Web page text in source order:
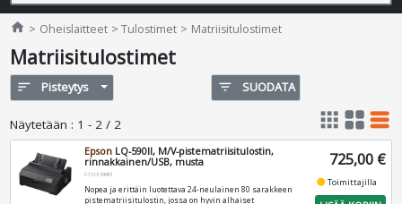
home Jimms.fi
Oheislaitteet Tulostimet Matriisitulostimet
Matriisitulostimet
sort Pisteytys filter_list SUODATA
Näytetään : 1 - 2 / 2 apps grid_view table_rows
Epson LQ-590II, M/V-pistematriisitulostin,
rinnakkainen/USB, musta
C11CF39401
Nopea ja erittäin luotettava 24-neulainen 80 sarakkeen
pistematriisitulostin, jossa on hyvin alhaiset
725,00 €
fiber_manual_recordToimittajilla